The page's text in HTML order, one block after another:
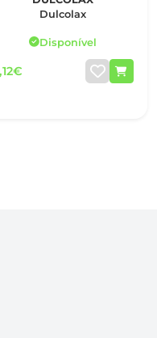
Dulcolax
Disponível